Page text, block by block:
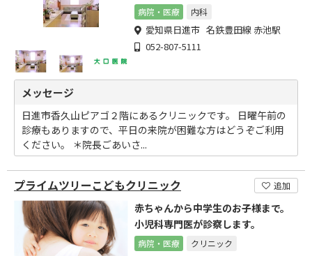
病院・医療 内科
愛知県日進市 名鉄豊田線 赤池駅
052-807-5111
メッセージ
日進市香久山ピアゴ２階にあるクリニックです。 日曜午前の
診療もありますので、平日の来院が困難な方はどうぞご利用
ください。 ＊院長ごあいさ...
プライムツリーこどもクリニック 追加
赤ちゃんから中学生のお子様まで。
小児科専門医が診察します。
病院・医療 クリニック